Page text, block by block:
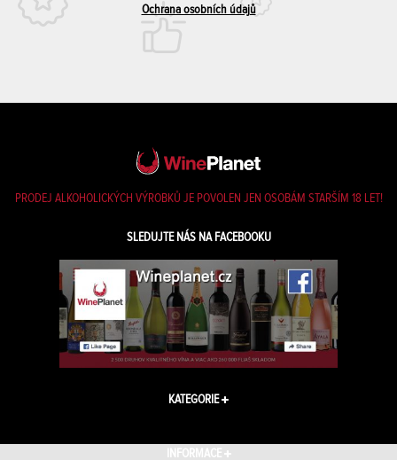
Ochrana osobních údajů
PRODEJ ALKOHOLICKÝCH VÝROBKŮ JE POVOLEN JEN OSOBÁM STARŠÍM 18 LET!
SLEDUJTE NÁS NA FACEBOOKU
KATEGORIE
INFORMACE